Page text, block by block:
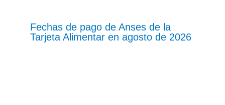
Fechas de pago de Anses de la
Tarjeta Alimentar en agosto de 2026